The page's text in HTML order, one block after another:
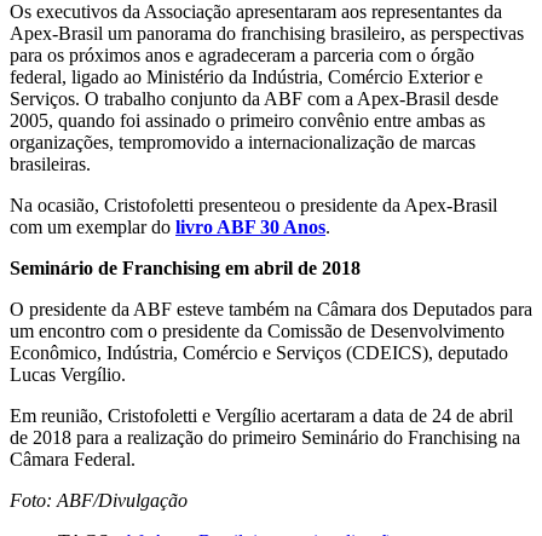
Os executivos da Associação apresentaram aos representantes da
Apex-Brasil um panorama do franchising brasileiro, as perspectivas
para os próximos anos e agradeceram a parceria com o órgão
federal, ligado ao Ministério da Indústria, Comércio Exterior e
Serviços. O trabalho conjunto da ABF com a Apex-Brasil desde
2005, quando foi assinado o primeiro convênio entre ambas as
organizações, tempromovido a internacionalização de marcas
brasileiras.
Na ocasião, Cristofoletti presenteou o presidente da Apex-Brasil
com um exemplar do livro ABF 30 Anos.
Seminário de Franchising em abril de 2018
O presidente da ABF esteve também na Câmara dos Deputados para
um encontro com o presidente da Comissão de Desenvolvimento
Econômico, Indústria, Comércio e Serviços (CDEICS), deputado
Lucas Vergílio.
Em reunião, Cristofoletti e Vergílio acertaram a data de 24 de abril
de 2018 para a realização do primeiro Seminário do Franchising na
Câmara Federal.
Foto: ABF/Divulgação